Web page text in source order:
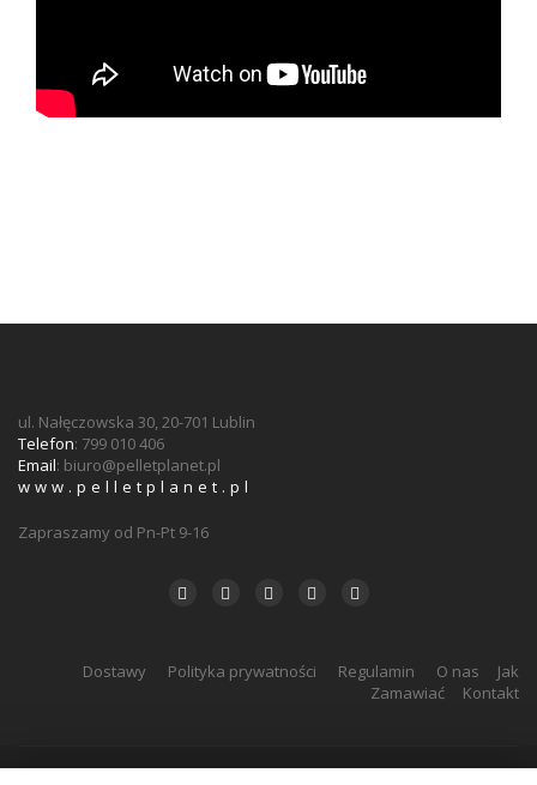
ul. Nałęczowska 30, 20-701 Lublin
Telefon: 799 010 406
Email: biuro@pelletplanet.pl
www.pelletplanet.pl
Zapraszamy od Pn-Pt 9-16
Dostawy Polityka prywatności Regulamin O nas
Jak
Zamawiać
Kontakt